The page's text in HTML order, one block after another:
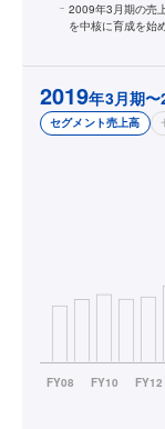
2009年3月期の売
を中核に育成を始
2019年3月期
セグメント売上高